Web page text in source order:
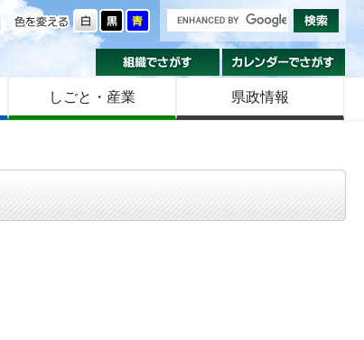
色を変える
組織でさがす
しごと・産業 県政情報